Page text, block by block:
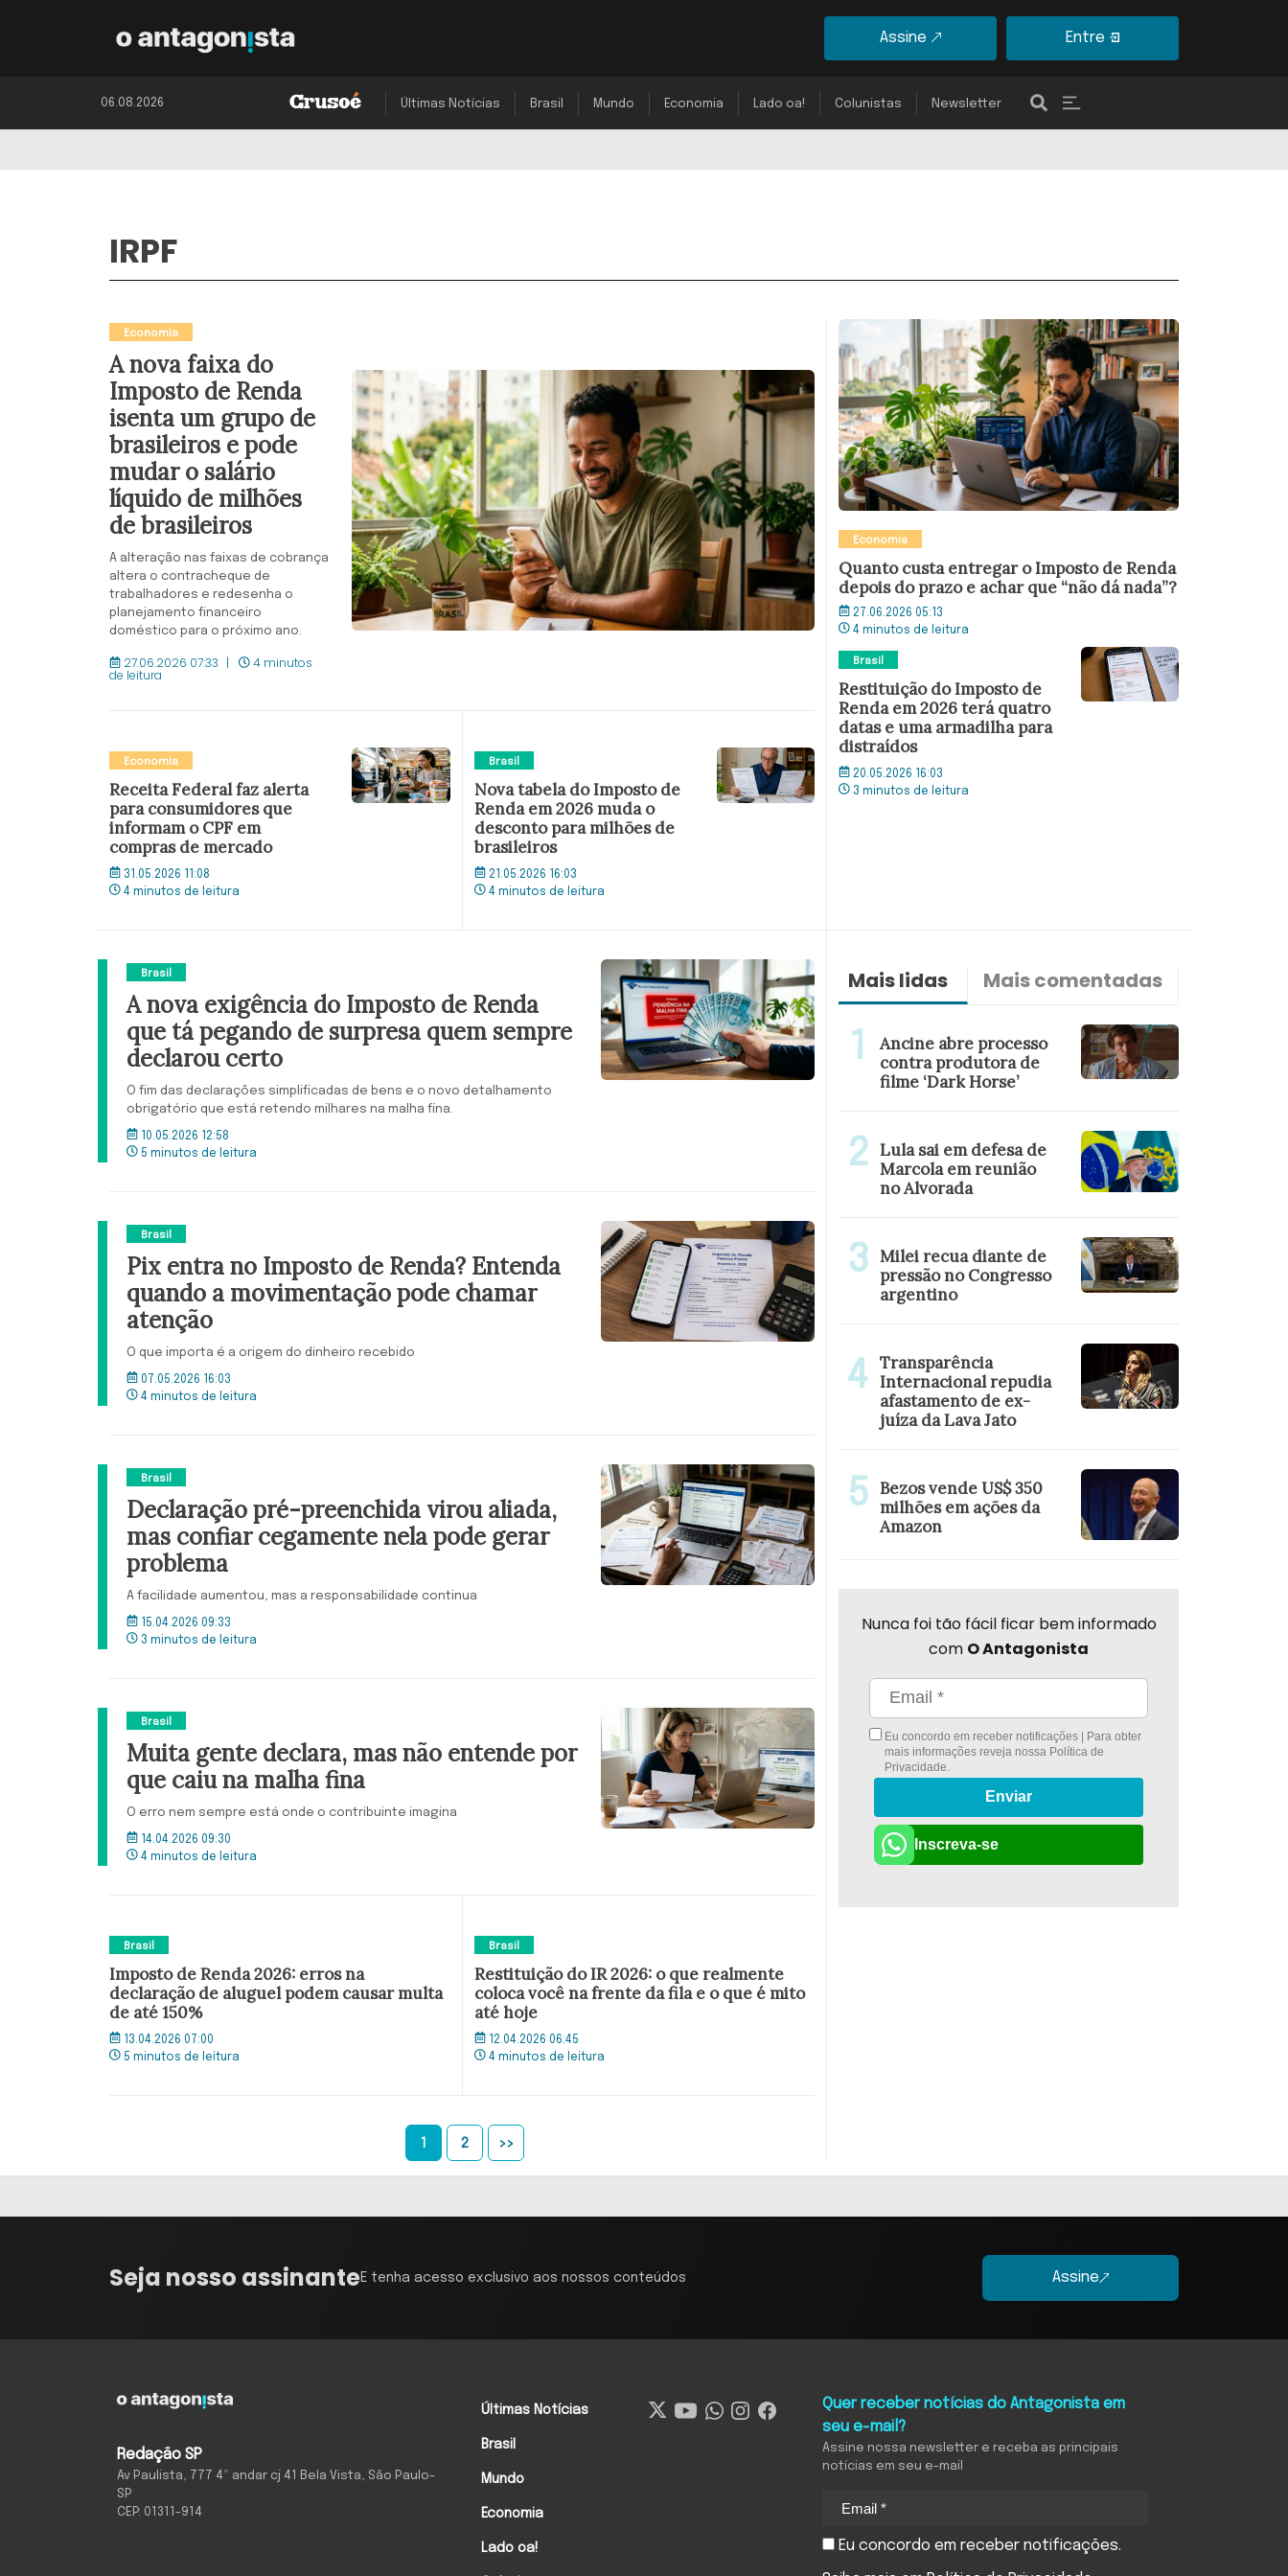
Assine Entre
06.08.2026 Últimas Notícias Brasil Mundo Economia Lado oa! Colunistas Newsletter
IRPF
Economia
A nova faixa do
Imposto de Renda
isenta um grupo de
brasileiros e pode
mudar o salário
líquido de milhões
de brasileiros
A alteração nas faixas de cobrança
altera o contracheque de
trabalhadores e redesenha o
planejamento financeiro
doméstico para o próximo ano.
27.06.2026 07:33 4 minutos
de leitura
Economia
Receita Federal faz alerta
para consumidores que
informam o CPF em
compras de mercado
31.05.2026 11:08
4 minutos de leitura
Brasil
Nova tabela do Imposto de
Renda em 2026 muda o
desconto para milhões de
brasileiros
21.05.2026 16:03
4 minutos de leitura
Economia
Quanto custa entregar o Imposto de Renda
depois do prazo e achar que “não dá nada”?
27.06.2026 05:13
4 minutos de leitura
Brasil
Restituição do Imposto de
Renda em 2026 terá quatro
datas e uma armadilha para
distraídos
20.05.2026 16:03
3 minutos de leitura
Brasil
A nova exigência do Imposto de Renda
que tá pegando de surpresa quem sempre
declarou certo
O fim das declarações simplificadas de bens e o novo detalhamento
obrigatório que está retendo milhares na malha fina.
10.05.2026 12:58
5 minutos de leitura
Brasil
Pix entra no Imposto de Renda? Entenda
quando a movimentação pode chamar
atenção
O que importa é a origem do dinheiro recebido
07.05.2026 16:03
4 minutos de leitura
Brasil
Declaração pré-preenchida virou aliada,
mas confiar cegamente nela pode gerar
problema
A facilidade aumentou, mas a responsabilidade continua
15.04.2026 09:33
3 minutos de leitura
Brasil
Muita gente declara, mas não entende por
que caiu na malha fina
O erro nem sempre está onde o contribuinte imagina
14.04.2026 09:30
4 minutos de leitura
Brasil
Imposto de Renda 2026: erros na
declaração de aluguel podem causar multa
de até 150%
13.04.2026 07:00
5 minutos de leitura
Brasil
Restituição do IR 2026: o que realmente
coloca você na frente da fila e o que é mito
até hoje
12.04.2026 06:45
4 minutos de leitura
1 2 >>
Mais lidas Mais comentadas
Ancine abre processo
contra produtora de
filme ‘Dark Horse’
Lula sai em defesa de
Marcola em reunião
no Alvorada
Milei recua diante de
pressão no Congresso
argentino
Transparência
Internacional repudia
afastamento de ex-
juíza da Lava Jato
Bezos vende US$ 350
milhões em ações da
Amazon
Nunca foi tão fácil ficar bem informado
com O Antagonista
Eu concordo em receber notificações | Para obter
mais informações reveja nossa Política de
Privacidade
Enviar
Inscreva-se
Seja nosso assinanteE tenha acesso exclusivo aos nossos conteúdos Assine
Redação SP
Av Paulista, 777 4º andar cj 41 Bela Vista, São Paulo-
SP
CEP: 01311-914
Últimas Notícias
Brasil
Mundo
Economia
Lado oa!
Quer receber notícias do Antagonista em
seu e-mail?
Assine nossa newsletter e receba as principais
notícias em seu e-mail
Eu concordo em receber notificações.